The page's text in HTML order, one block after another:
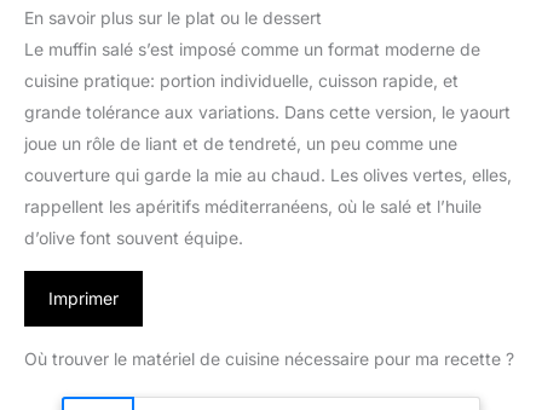
En savoir plus sur le plat ou le dessert
Le muffin salé s’est imposé comme un format moderne de
cuisine pratique: portion individuelle, cuisson rapide, et
grande tolérance aux variations. Dans cette version, le yaourt
joue un rôle de liant et de tendreté, un peu comme une
couverture qui garde la mie au chaud. Les olives vertes, elles,
rappellent les apéritifs méditerranéens, où le salé et l’huile
d’olive font souvent équipe.
Imprimer
Où trouver le matériel de cuisine nécessaire pour ma recette ?